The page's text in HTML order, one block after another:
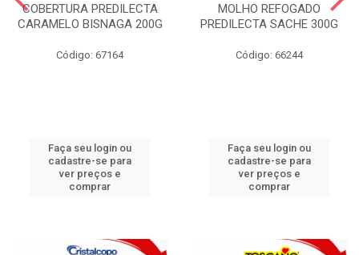
COBERTURA PREDILECTA
CARAMELO BISNAGA 200G
Código: 67164
Faça seu login ou
cadastre-se para
ver preços e
comprar
MOLHO REFOGADO
PREDILECTA SACHE 300G
Código: 66244
Faça seu login ou
cadastre-se para
ver preços e
comprar